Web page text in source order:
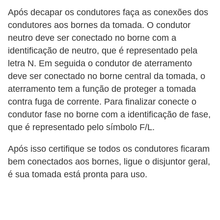
Após decapar os condutores faça as conexões dos
condutores aos bornes da tomada. O condutor
neutro deve ser conectado no borne com a
identificação de neutro, que é representado pela
letra N. Em seguida o condutor de aterramento
deve ser conectado no borne central da tomada, o
aterramento tem a função de proteger a tomada
contra fuga de corrente. Para finalizar conecte o
condutor fase no borne com a identificação de fase,
que é representado pelo símbolo F/L.
Após isso certifique se todos os condutores ficaram
bem conectados aos bornes, ligue o disjuntor geral,
é sua tomada está pronta para uso.
a
l
a
ã
o
e
l
é
t
r
i